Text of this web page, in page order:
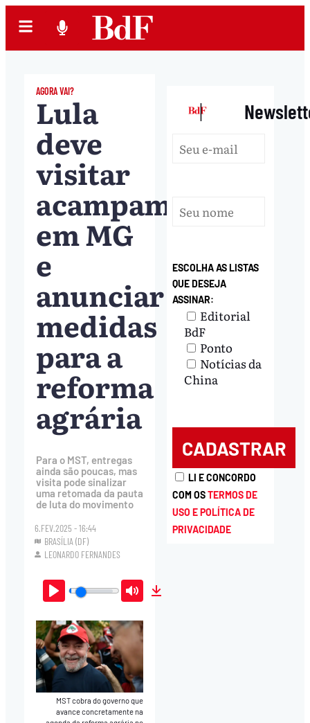
AGORA VAI?
Lula
deve
visitar
acampamento
em MG
e
anunciar
medidas
para a
reforma
agrária
Para o MST, entregas
ainda são poucas, mas
visita pode sinalizar
uma retomada da pauta
de luta do movimento
6.FEV.2025 - 16:44
BRASÍLIA (DF)
LEONARDO FERNANDES
Play Mute
MST cobra do governo que
avance concretamente na
|
ESCOLHA AS LISTAS
QUE DESEJA
ASSINAR:
Editorial
BdF
Ponto
Notícias da
China
LI E CONCORDO
COM OSTERMOS DE
USO E POLÍTICA DE
PRIVACIDADE